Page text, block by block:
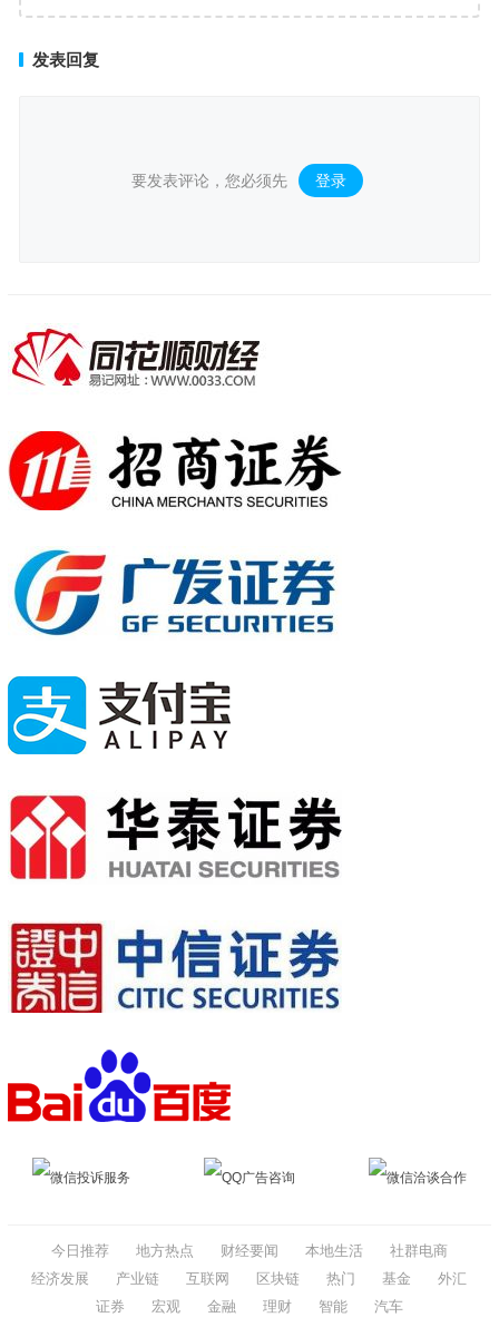
发表回复
要发表评论，您必须先 登录 。
微信投诉服务 QQ广告咨询 微信洽谈合作
今日推荐 地方热点 财经要闻 本地生活
社群电商
经济发展
产业链 互联网 区块链 热门 基金
外汇
证券
宏观 金融 理财 智能 汽车